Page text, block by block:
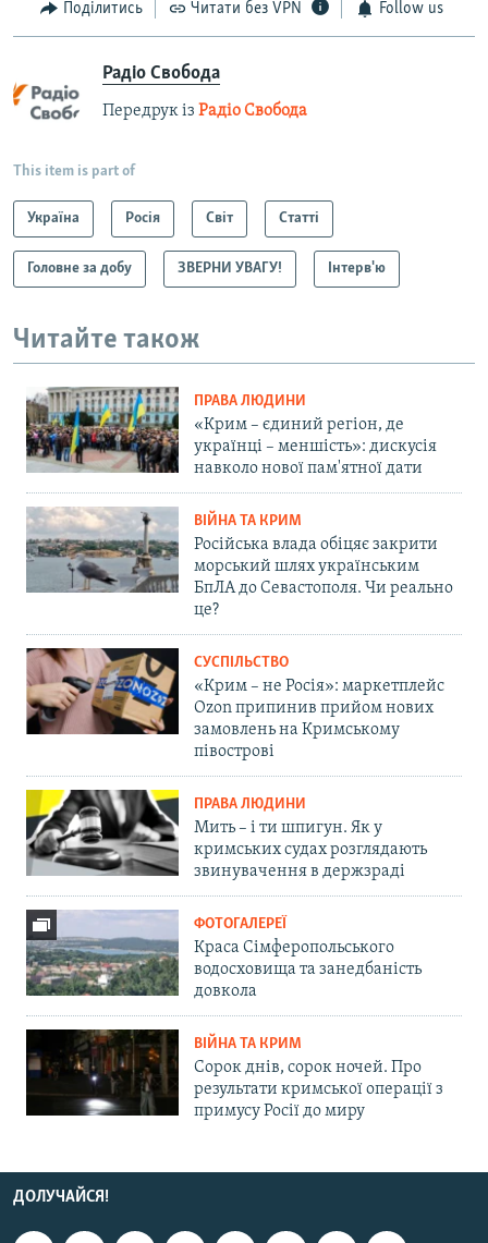
Поділитись Читати без VPN Follow us
Радіо Свобода
Передрук із Радіо Свобода
This item is part of
Україна Росія Світ Статті
Головне за добу ЗВЕРНИ УВАГУ! Інтерв'ю
Читайте також
ПРАВА ЛЮДИНИ
«Крим – єдиний регіон, де
українці – меншість»: дискусія
навколо нової пам'ятної дати
ВІЙНА ТА КРИМ
Російська влада обіцяє закрити
морський шлях українським
БпЛА до Севастополя. Чи реально
це?
СУСПІЛЬСТВО
«Крим – не Росія»: маркетплейс
Ozon припинив прийом нових
замовлень на Кримському
півострові
ПРАВА ЛЮДИНИ
Мить – і ти шпигун. Як у
кримських судах розглядають
звинувачення в держзраді
ФОТОГАЛЕРЕЇ
Краса Сімферопольського
водосховища та занедбаність
довкола
ВІЙНА ТА КРИМ
Сорок днів, сорок ночей. Про
результати кримської операції з
примусу Росії до миру
ДОЛУЧАЙСЯ!